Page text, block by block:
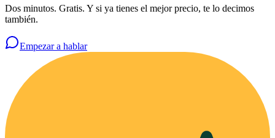
Dos minutos. Gratis. Y si ya tienes el mejor precio, te lo decimos
también.
Empezar a hablar